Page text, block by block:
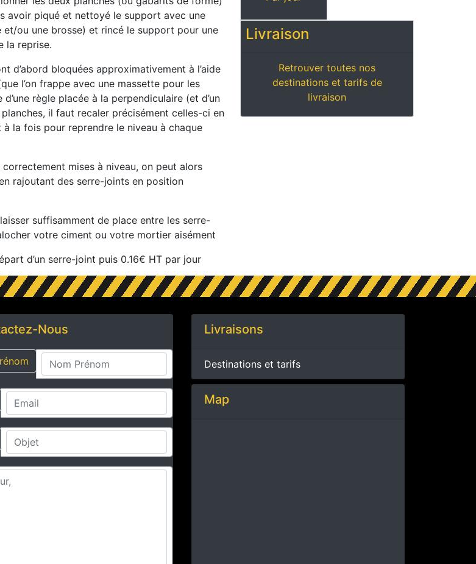
avoir piqué et nettoyé le support avec une
et/ou une brosse) et rincé le support pour une
la reprise.
d’abord bloquées approximativement à l’aide
l’on frappe avec une massette pour les
d’une règle placée à la perpendiculaire (et d’un
il faut recaler précisément celles-ci en
la fois pour reprendre le niveau à chaque
mises à niveau, on peut alors
rajoutant des serre-joints en position
suffisamment de place entre les serre-
votre ciment ou votre mortier aisément
d’un serre-joint puis 0.16€ HT par jour
Livraison
Retrouver toutes nos
destinations et tarifs de
livraison
Nous Livraisons
Destinations et tarifs
Map